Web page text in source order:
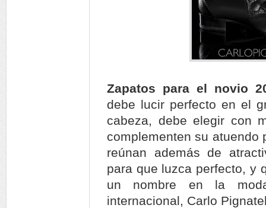
Zapatos para el novio
debe lucir perfecto en el
cabeza, debe elegir con
complementen su atuendo
reúnan además de
para que luzca perfecto, y
un nombre en la
internacional, Carlo